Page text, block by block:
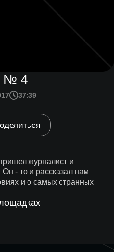
№ 4
37:39
журналист и
Он - то и рассказал нам
и о самых странных